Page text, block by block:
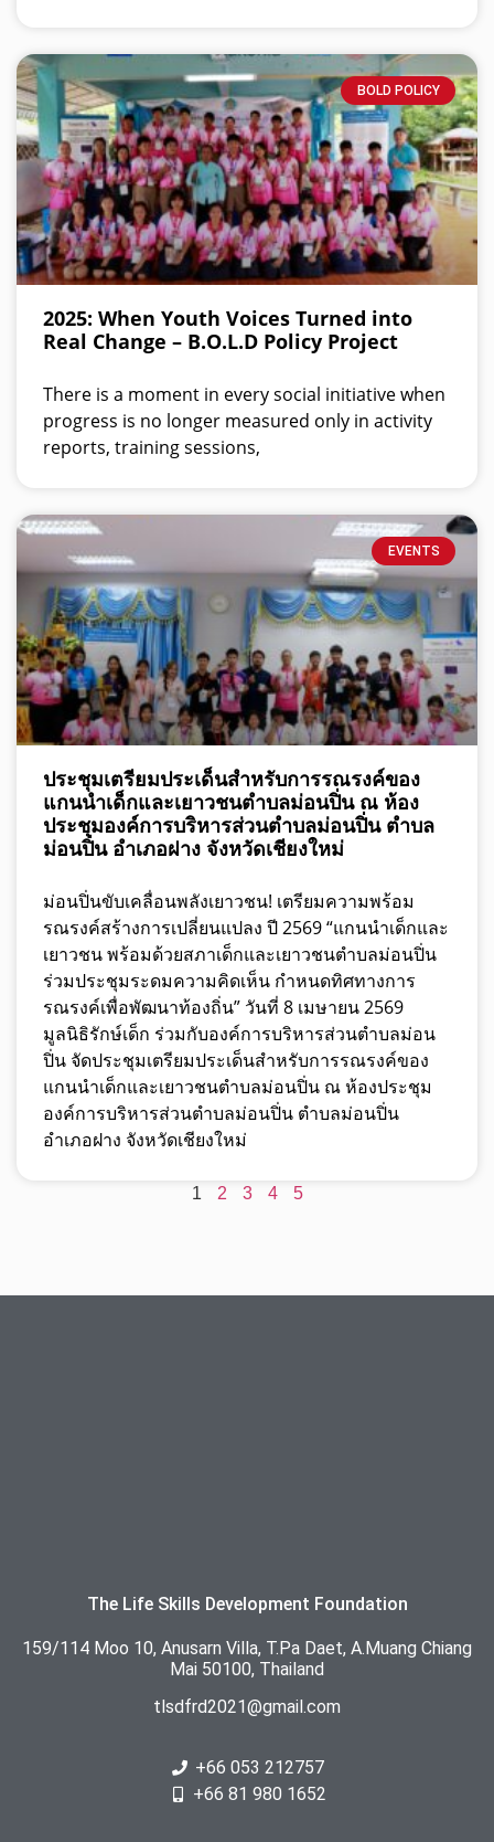
BOLD POLICY
2025: When Youth Voices Turned into
Real Change – B.O.L.D Policy Project
There is a moment in every social initiative when
progress is no longer measured only in activity
reports, training sessions,
EVENTS
ประชุมเตรียมประเด็นสำหรับการรณรงค์ของ
แกนนำเด็กและเยาวชนตำบลม่อนปิ่น ณ ห้อง
ประชุมองค์การบริหารส่วนตำบลม่อนปิ่น ตำบล
ม่อนปิ่น อำเภอฝาง จังหวัดเชียงใหม่
ม่อนปิ่นขับเคลื่อนพลังเยาวชน! เตรียมความพร้อม
รณรงค์สร้างการเปลี่ยนแปลง ปี 2569 “แกนนำเด็กและ
เยาวชน พร้อมด้วยสภาเด็กและเยาวชนตำบลม่อนปิ่น
ร่วมประชุมระดมความคิดเห็น กำหนดทิศทางการ
รณรงค์เพื่อพัฒนาท้องถิ่น” วันที่ 8 เมษายน 2569
มูลนิธิรักษ์เด็ก ร่วมกับองค์การบริหารส่วนตำบลม่อน
ปิ่น จัดประชุมเตรียมประเด็นสำหรับการรณรงค์ของ
แกนนำเด็กและเยาวชนตำบลม่อนปิ่น ณ ห้องประชุม
องค์การบริหารส่วนตำบลม่อนปิ่น ตำบลม่อนปิ่น
อำเภอฝาง จังหวัดเชียงใหม่
1 2 3 4 5
The Life Skills Development Foundation
159/114 Moo 10, Anusarn Villa, T.Pa Daet, A.Muang Chiang
Mai 50100, Thailand
tlsdfrd2021@gmail.com
+66 053 212757
+66 81 980 1652